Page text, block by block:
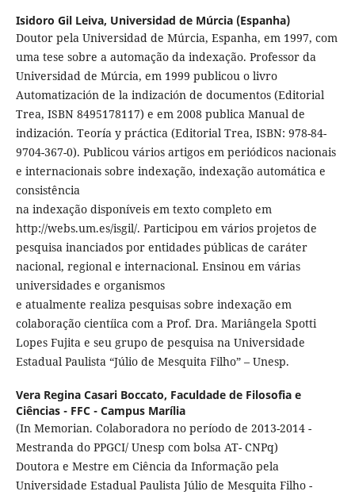
Isidoro Gil Leiva, Universidad de Múrcia (Espanha)
Doutor pela Universidad de Múrcia, Espanha, em 1997, com
uma tese sobre a automação da indexação. Professor da
Universidad de Múrcia, em 1999 publicou o livro
Automatización de la indización de documentos (Editorial
Trea, ISBN 8495178117) e em 2008 publica Manual de
indización. Teoría y práctica (Editorial Trea, ISBN: 978-84-
9704-367-0). Publicou vários artigos em periódicos nacionais
e internacionais sobre indexação, indexação automática e
consistência
na indexação disponíveis em texto completo em
http://webs.um.es/isgil/. Participou em vários projetos de
pesquisa inanciados por entidades públicas de caráter
nacional, regional e internacional. Ensinou em várias
universidades e organismos
e atualmente realiza pesquisas sobre indexação em
colaboração cientíica com a Prof. Dra. Mariângela Spotti
Lopes Fujita e seu grupo de pesquisa na Universidade
Estadual Paulista “Júlio de Mesquita Filho” – Unesp.
Vera Regina Casari Boccato, Faculdade de Filosofia e
Ciências - FFC - Campus Marília
(In Memorian. Colaboradora no período de 2013-2014 -
Mestranda do PPGCI/ Unesp com bolsa AT- CNPq)
Doutora e Mestre em Ciência da Informação pela
Universidade Estadual Paulista Júlio de Mesquita Filho -